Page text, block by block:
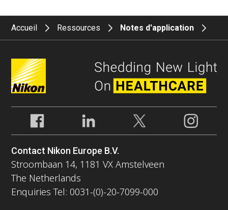
Accueil Ressources Notes d'application
Contact Nikon Europe B.V.
Stroombaan 14, 1181 VX Amstelveen
The Netherlands
Enquiries Tel: 0031-(0)-20-7099-000